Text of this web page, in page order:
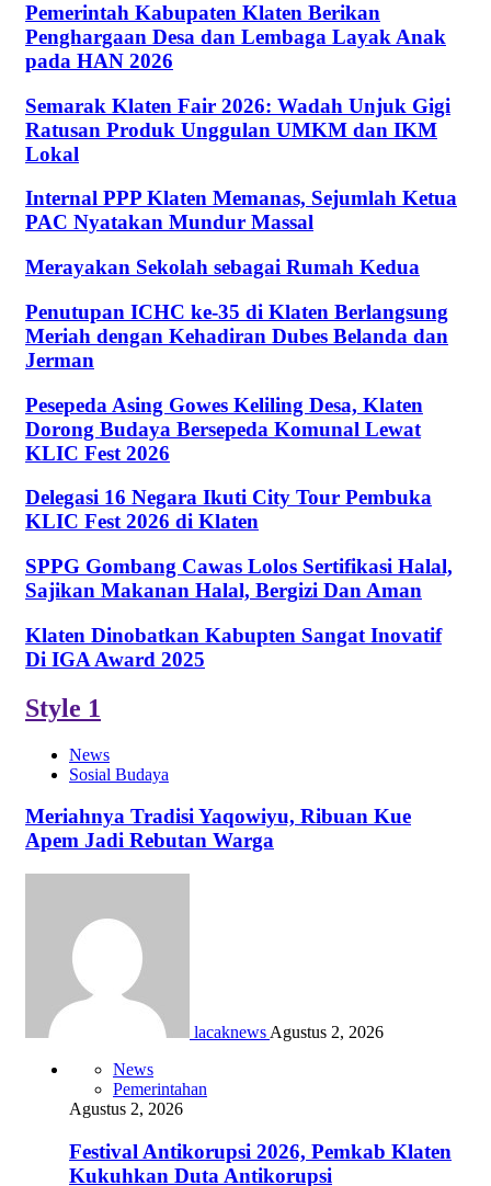
Pemerintah Kabupaten Klaten Berikan
Penghargaan Desa dan Lembaga Layak Anak
pada HAN 2026
Semarak Klaten Fair 2026: Wadah Unjuk Gigi
Ratusan Produk Unggulan UMKM dan IKM
Lokal
Internal PPP Klaten Memanas, Sejumlah Ketua
PAC Nyatakan Mundur Massal
Merayakan Sekolah sebagai Rumah Kedua
Penutupan ICHC ke-35 di Klaten Berlangsung
Meriah dengan Kehadiran Dubes Belanda dan
Jerman
Pesepeda Asing Gowes Keliling Desa, Klaten
Dorong Budaya Bersepeda Komunal Lewat
KLIC Fest 2026
Delegasi 16 Negara Ikuti City Tour Pembuka
KLIC Fest 2026 di Klaten
SPPG Gombang Cawas Lolos Sertifikasi Halal,
Sajikan Makanan Halal, Bergizi Dan Aman
Klaten Dinobatkan Kabupten Sangat Inovatif
Di IGA Award 2025
Style 1
News
Sosial Budaya
Meriahnya Tradisi Yaqowiyu, Ribuan Kue
Apem Jadi Rebutan Warga
lacaknews Agustus 2, 2026
News
Pemerintahan
Agustus 2, 2026
Festival Antikorupsi 2026, Pemkab Klaten
Kukuhkan Duta Antikorupsi